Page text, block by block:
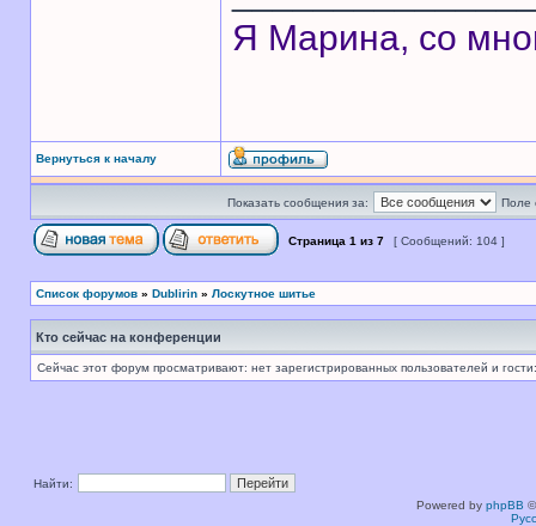
Я Марина, со
Вернуться к началу
Показать сообщения за: Поле
Страница 1 из 7 [ Сообщений: 104 ]
Список форумов » Dublirin » Лоскутное шитье
Кто сейчас на конференции
Сейчас этот форум просматривают: нет зарегистрированных пользователей и
Найти:
Powered by phpBB